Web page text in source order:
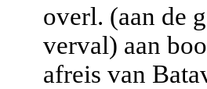
overl. (aan de
verval) aan
afreis van